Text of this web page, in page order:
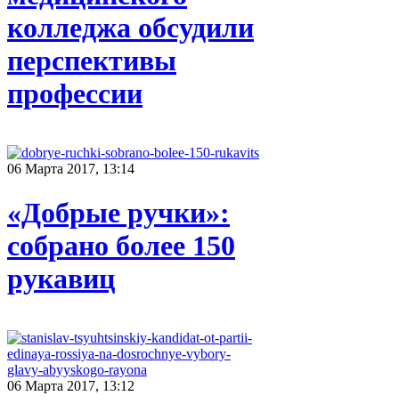
колледжа обсудили
перспективы
профессии
06 Марта 2017, 13:14
«Добрые ручки»:
собрано более 150
рукавиц
06 Марта 2017, 13:12